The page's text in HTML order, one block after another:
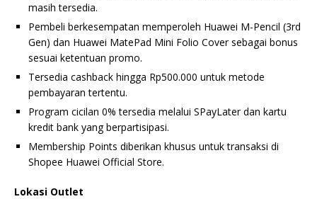
masih tersedia.
Pembeli berkesempatan memperoleh Huawei M-Pencil (3rd
Gen) dan Huawei MatePad Mini Folio Cover sebagai bonus
sesuai ketentuan promo.
Tersedia cashback hingga Rp500.000 untuk metode
pembayaran tertentu.
Program cicilan 0% tersedia melalui SPayLater dan kartu
kredit bank yang berpartisipasi.
Membership Points diberikan khusus untuk transaksi di
Shopee Huawei Official Store.
Lokasi Outlet